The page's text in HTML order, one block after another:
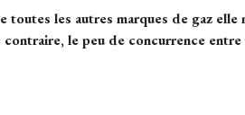
les autres marques de gaz elle
contraire, le peu de concurrence entre